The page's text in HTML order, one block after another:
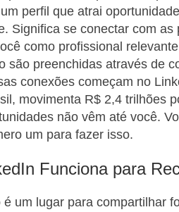
perfil que atrai
Significa se conectar com as
como profissional
são preenchidas através de
conexões começam no
movimenta R$ 2,4 trilhões
não vêm até você.
um para fazer isso.
Funciona para
um lugar para compartilhar